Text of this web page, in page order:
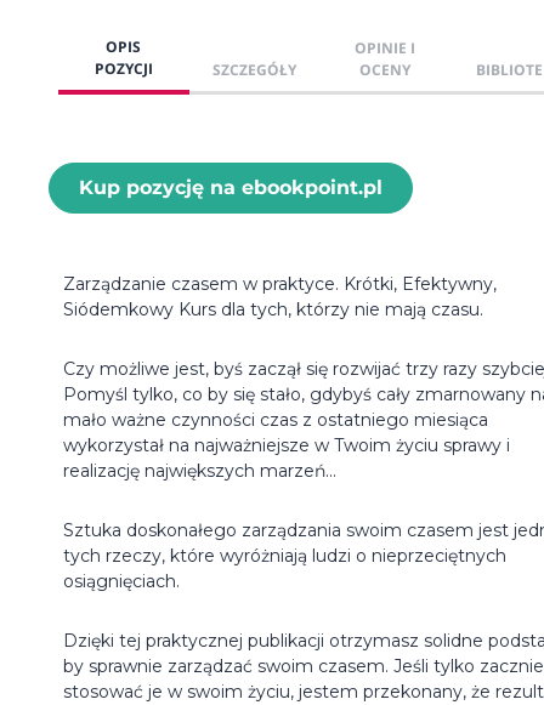
OPIS
POZYCJI
SZCZEGÓŁY
OPINIE I
OCENY
Kup pozycję na ebookpoint.pl
Zarządzanie czasem w praktyce. Krótki, Efektywny,
Siódemkowy Kurs dla tych, którzy nie mają czasu.
Czy możliwe jest, byś zaczął się rozwijać trzy razy
Pomyśl tylko, co by się stało, gdybyś cały zmarnowany
mało ważne czynności czas z ostatniego miesiąca
wykorzystał na najważniejsze w Twoim życiu sprawy i
realizację największych marzeń...
Sztuka doskonałego zarządzania swoim czasem jest
tych rzeczy, które wyróżniają ludzi o nieprzeciętnych
osiągnięciach.
Dzięki tej praktycznej publikacji otrzymasz solidne
by sprawnie zarządzać swoim czasem. Jeśli tylko
stosować je w swoim życiu, jestem przekonany, że